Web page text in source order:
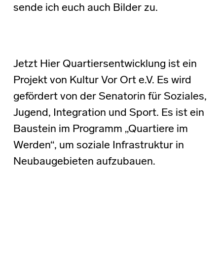
sende ich euch auch Bilder zu.
Jetzt Hier Quartiersentwicklung ist ein
Projekt von Kultur Vor Ort e.V. Es wird
gefördert von der Senatorin für Soziales,
Jugend, Integration und Sport. Es ist ein
Baustein im Programm „Quartiere im
Werden“, um soziale Infrastruktur in
Neubaugebieten aufzubauen.